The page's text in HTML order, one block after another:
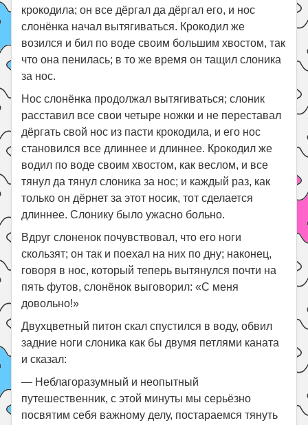
крокодила; он все дёргал да дёргал его, и нос
слонёнка начал вытягиваться. Крокодил же
возился и бил по воде своим большим хвостом, так
что она пенилась; в то же время он тащил слоника
за нос.
Нос слонёнка продолжал вытягиваться; слоник
расставил все свои четыре ножки и не переставал
дёргать свой нос из пасти крокодила, и его нос
становился все длиннее и длиннее. Крокодил же
водил по воде своим хвостом, как веслом, и все
тянул да тянул слоника за нос; и каждый раз, как
только он дёрнет за этот носик, тот сделается
длиннее. Слонику было ужасно больно.
Вдруг слоненок почувствовал, что его ноги
скользят; он так и поехал на них по дну; наконец,
говоря в нос, который теперь вытянулся почти на
пять футов, слонёнок выговорил: «С меня
довольно!»
Двухцветный питон скал спустился в воду, обвил
задние ноги слоника как бы двумя петлями каната
и сказал:
— Неблагоразумный и неопытный
путешественник, с этой минуты мы серьёзно
посвятим себя важному делу, постараемся тянуть